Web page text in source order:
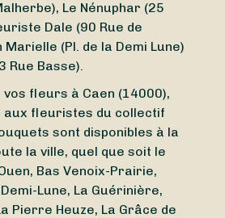
Le Nénuphar (25
Dale (90 Rue de
Marielle (Pl. de la Demi Lune)
Rue Basse).
fleurs à Caen (14000),
aux fleuristes du collectif
sont disponibles à la
la ville, quel que soit le
Bas Venoix-Prairie,
Lune, La Guérinière,
Pierre Heuze, La Grâce de